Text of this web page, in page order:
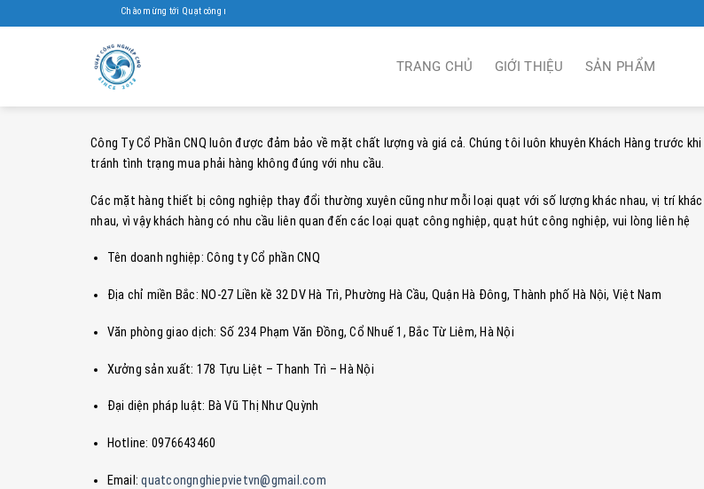
to
Chào mừng tới Quạt công nghiệp Cnq
TRANG CHỦ GIỚI THIỆU SẢN PHẨM
Công Ty Cổ Phần CNQ luôn được đảm bảo về mặt chất lượng và giá cả. Chúng tôi luôn khuyên Khách Hàng trước
tránh tình trạng mua phải hàng không đúng với nhu cầu.
Các mặt hàng thiết bị công nghiệp thay đổi thường xuyên cũng như mỗi loại quạt với số lượng khác nhau, vị trí
nhau, vì vậy khách hàng có nhu cầu liên quan đến các loại quạt công nghiệp, quạt hút công nghiệp, vui lòng liên hệ
Tên doanh nghiệp: Công ty Cổ phần CNQ
Địa chỉ miền Bắc: NO-27 Liền kề 32 DV Hà Trì, Phường Hà Cầu, Quận Hà Đông, Thành phố Hà Nội, Việt Nam
Văn phòng giao dịch: Số 234 Phạm Văn Đồng, Cổ Nhuế 1, Bắc Từ Liêm, Hà Nội
Xưởng sản xuất: 178 Tựu Liệt – Thanh Trì – Hà Nội
Đại diện pháp luật: Bà Vũ Thị Như Quỳnh
Hotline: 0976643460
Email:quatcongnghiepvietvn@gmail.com